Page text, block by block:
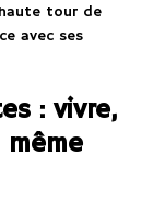
tour de
avec ses
: vivre,